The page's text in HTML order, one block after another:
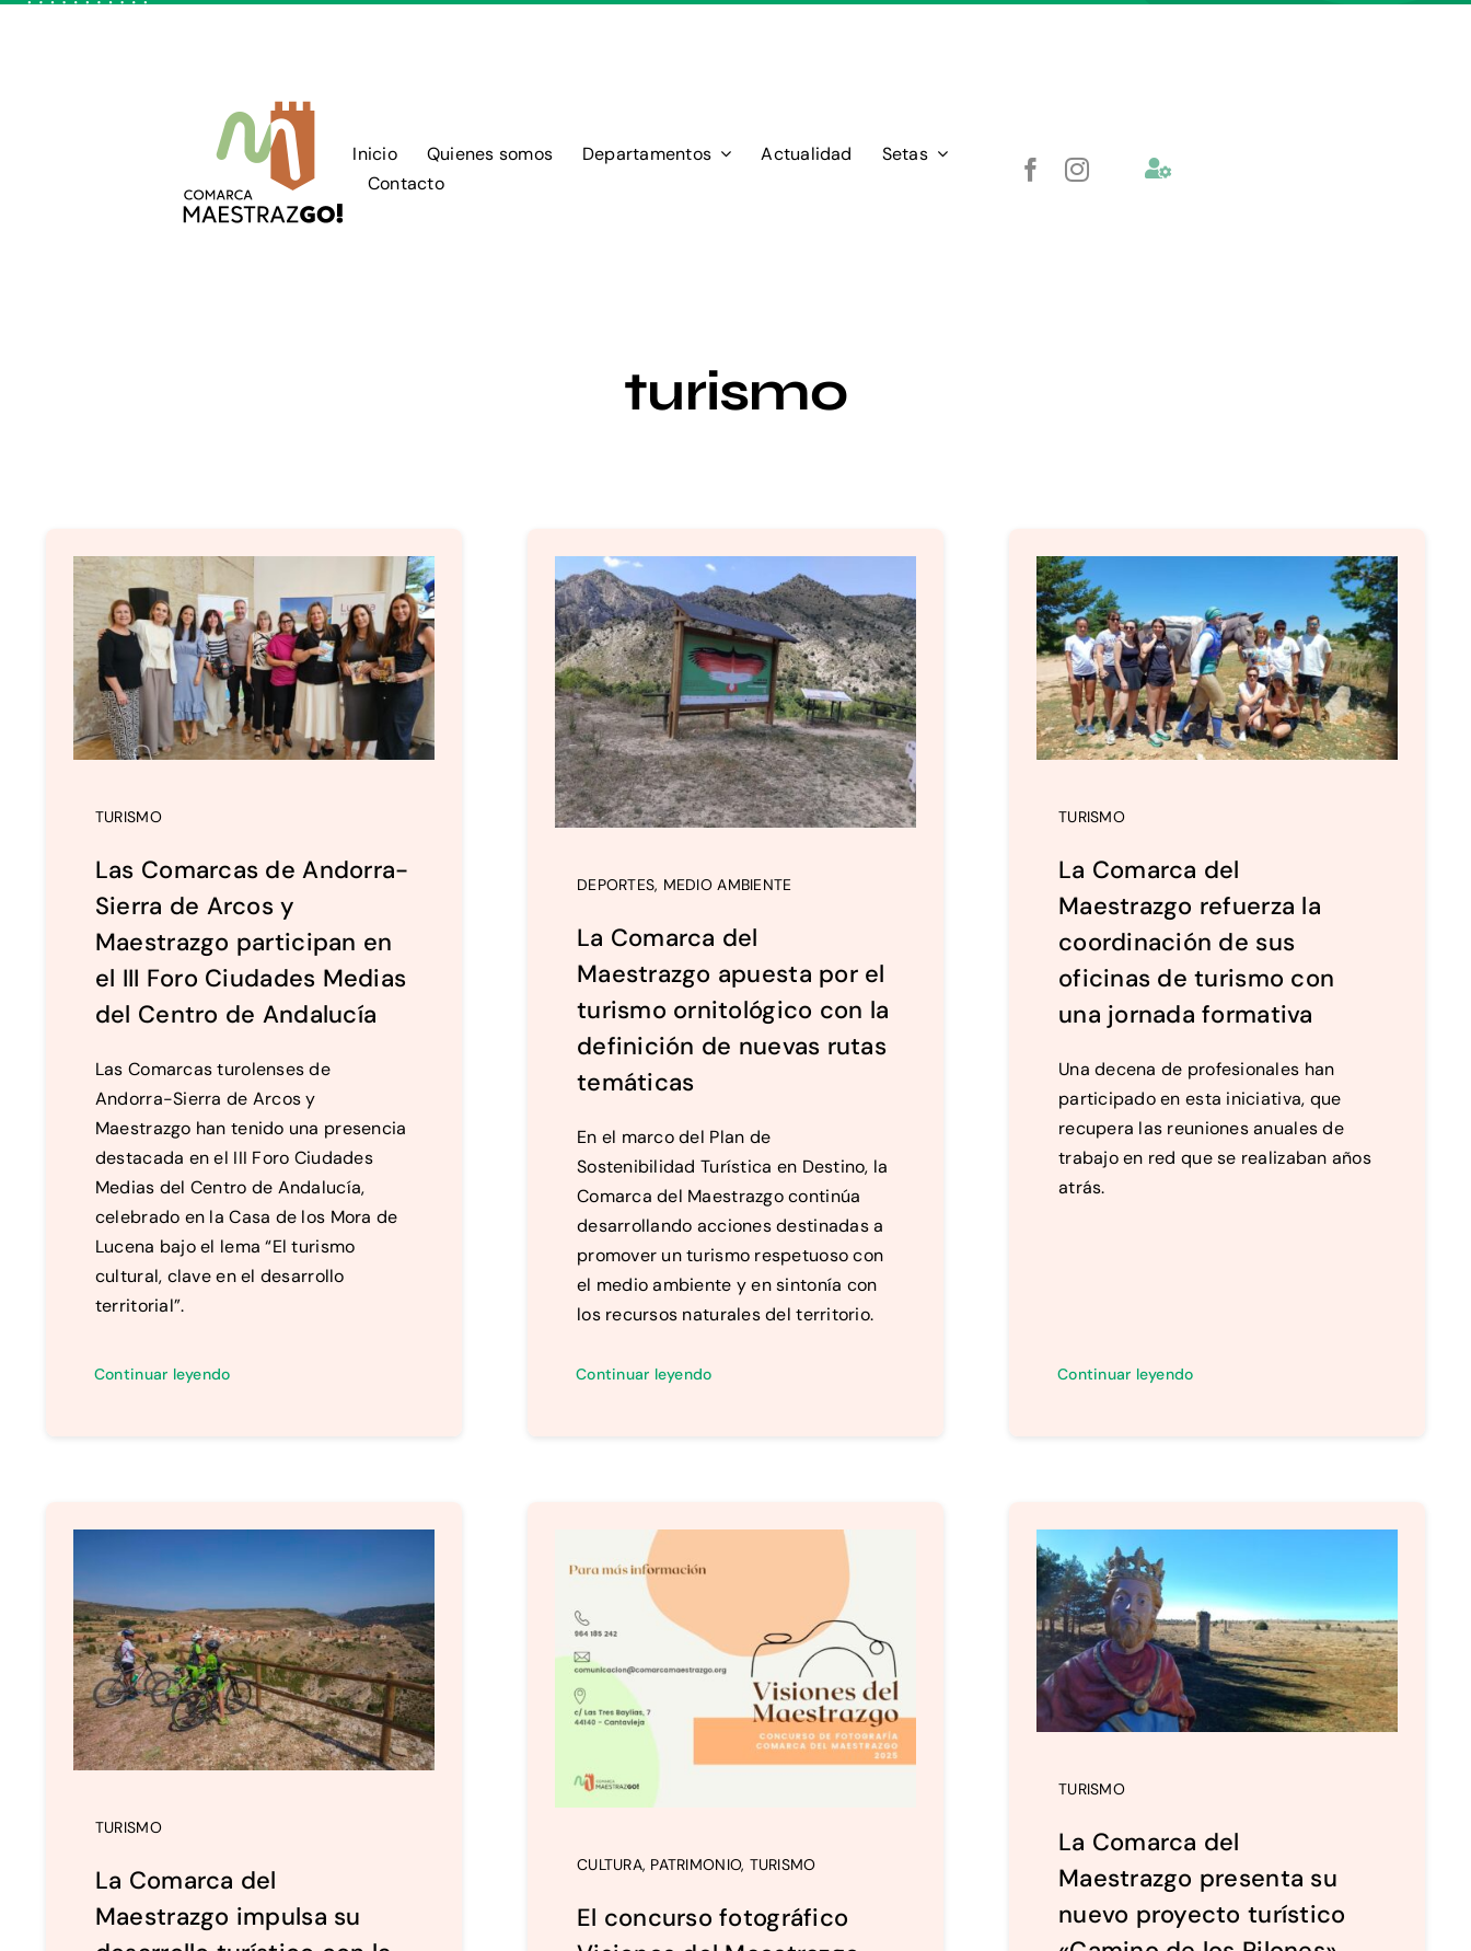
Inicio Quienes somos Departamentos Actualidad
Setas
Contacto
turismo
TURISMO
Las Comarcas de Andorra-
Sierra de Arcos y
Maestrazgo participan en
el III Foro Ciudades Medias
del Centro de Andalucía
Las Comarcas turolenses de
Andorra-Sierra de Arcos y
Maestrazgo han tenido una presencia
destacada en el III Foro Ciudades
Medias del Centro de Andalucía,
celebrado en la Casa de los Mora de
Lucena bajo el lema “El turismo
cultural, clave en el desarrollo
territorial”.
Continuar leyendo
DEPORTES, MEDIO AMBIENTE
La Comarca del
Maestrazgo apuesta por el
turismo ornitológico con la
definición de nuevas rutas
temáticas
En el marco del Plan de
Sostenibilidad Turística en Destino, la
Comarca del Maestrazgo continúa
desarrollando acciones destinadas a
promover un turismo respetuoso con
el medio ambiente y en sintonía con
los recursos naturales del territorio.
Continuar leyendo
TURISMO
La Comarca del
Maestrazgo refuerza la
coordinación de sus
oficinas de turismo con
una jornada formativa
Una decena de profesionales han
participado en esta iniciativa, que
recupera las reuniones anuales de
trabajo en red que se realizaban años
atrás.
Continuar leyendo
TURISMO
La Comarca del
Maestrazgo impulsa su
CULTURA, PATRIMONIO, TURISMO
El concurso fotográfico
TURISMO
La Comarca del
Maestrazgo presenta su
nuevo proyecto turístico